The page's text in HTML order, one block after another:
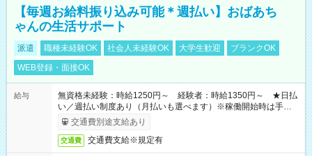
【毎週お給料振り込み可能＊週払い】おばあち
ゃんの生活サポート
派遣 職種未経験OK 社会人未経験OK 大学生歓迎
ブランクOK
WEB登録・面接OK
給与
無資格未経験：時給1250円～ 経験者：時給1350円～ ★日払
い／週払い制度あり（月払いも選べます）※稼働開始時は手続き
完了次第のお支払いとなります。
交通費別途支給あり
交通費 交通費支給※規定有